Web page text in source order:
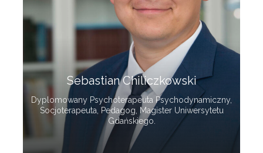
Sebastian Chiliczkowski
Dyplomowany Psychoterapeuta Psychodynamiczny,
Socjoterapeuta, Pedagog, Magister Uniwersytetu
Gdańskiego.